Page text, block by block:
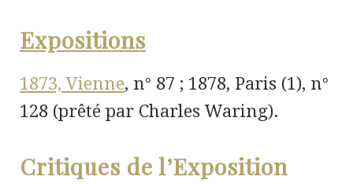
Expositions
1873, Vienne, n° 87 ; 1878, Paris (1), n°
128 (prêté par Charles Waring).
Critiques de l’Exposition